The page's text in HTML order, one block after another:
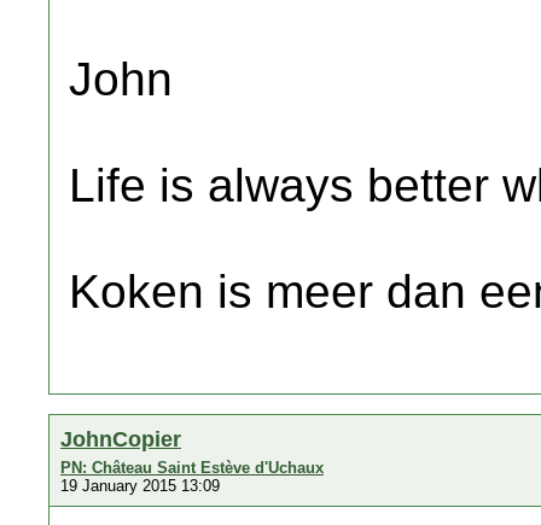
John
Life is always better
Koken is meer dan
JohnCopier
PN: Château Saint Estève d'Uchaux
19 January 2015 13:09